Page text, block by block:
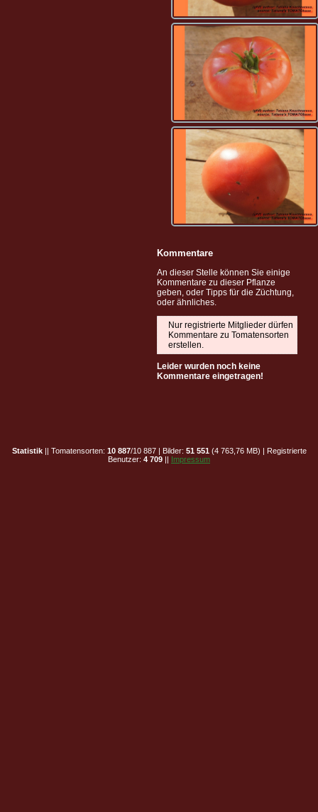
Kommentare
An dieser Stelle können Sie einige
Kommentare zu dieser Pflanze
geben, oder Tipps für die Züchtung,
oder ähnliches.
Nur registrierte Mitglieder dürfen
Kommentare zu Tomatensorten
erstellen.
Leider wurden noch keine
Kommentare eingetragen!
Statistik|| Tomatensorten: 10 887/10 887 | Bilder: 51 551 (4 763,76 MB) | Registrierte
Benutzer: 4 709 || Impressum